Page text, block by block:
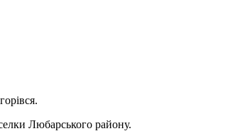
Любарського району.